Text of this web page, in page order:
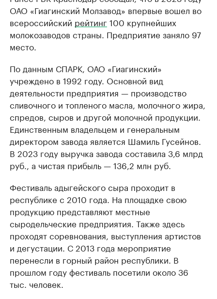
ОАО «Гиагинский Молзавод» впервые вошел во
всероссийский рейтинг 100 крупнейших
молокозаводов страны. Предприятие заняло 97
место.
По данным СПАРК, ОАО «Гиагинский»
учреждено в 1992 году. Основной вид
деятельности предприятия — производство
сливочного и топленого масла, молочного жира,
спредов, сыров и другой молочной продукции.
Единственным владельцем и генеральным
директором завода является Шамиль Гусейнов.
В 2023 году выручка завода составила 3,6 млрд
руб., а чистая прибыль — 136,2 млн руб.
Фестиваль адыгейского сыра проходит в
республике с 2010 года. На площадке свою
продукцию представляют местные
сыродельческие предприятия. Также здесь
проходят соревнования, выступления артистов
и дегустации. С 2013 года мероприятие
перенесли в горный район республики. В
прошлом году фестиваль посетили около 36
тыс. человек.